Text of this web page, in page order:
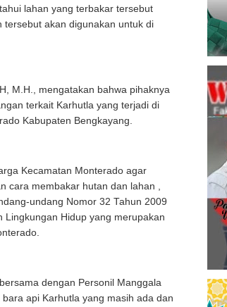
lahan yang terbakar tersebut
tersebut akan digunakan untuk di
M.H., mengatakan bahwa pihaknya
terkait Karhutla yang terjadi di
Kabupaten Bengkayang.
Kecamatan Monterado agar
cara membakar hutan dan lahan ,
undang Nomor 32 Tahun 2009
Lingkungan Hidup yang merupakan
dengan Personil Manggala
api Karhutla yang masih ada dan